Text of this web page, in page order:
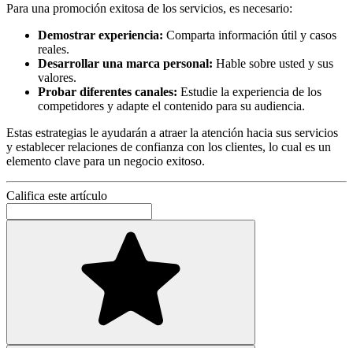
Para una promoción exitosa de los servicios, es necesario:
Demostrar experiencia: Comparta información útil y casos
reales.
Desarrollar una marca personal: Hable sobre usted y sus
valores.
Probar diferentes canales: Estudie la experiencia de los
competidores y adapte el contenido para su audiencia.
Estas estrategias le ayudarán a atraer la atención hacia sus servicios
y establecer relaciones de confianza con los clientes, lo cual es un
elemento clave para un negocio exitoso.
Califica este artículo